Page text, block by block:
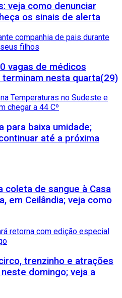
veja como denunciar
os sinais de alerta
vagas de médicos
nesta quarta(29)
para baixa umidade;
até a próxima
coleta de sangue à Casa
em Ceilândia; veja como
trenzinho e atrações
domingo; veja a